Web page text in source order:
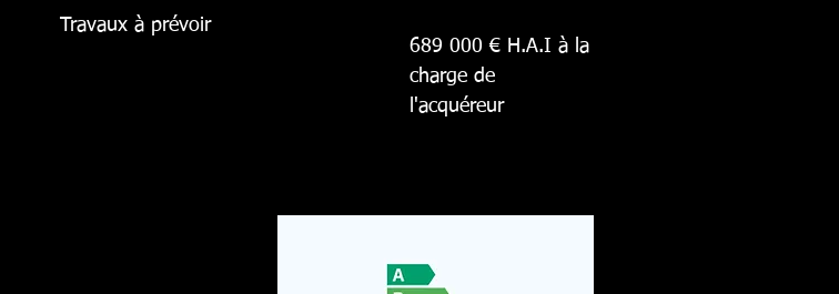
Travaux à prévoir
689 000 € H.A.I à la
charge de
l'acquéreur